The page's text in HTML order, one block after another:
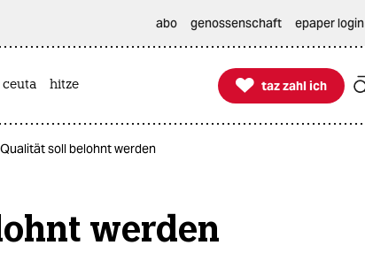
abo genossenschaft epaper login
ceuta hitze 
taz zahl ich
taz zahl ich
soll belohnt werden
werden